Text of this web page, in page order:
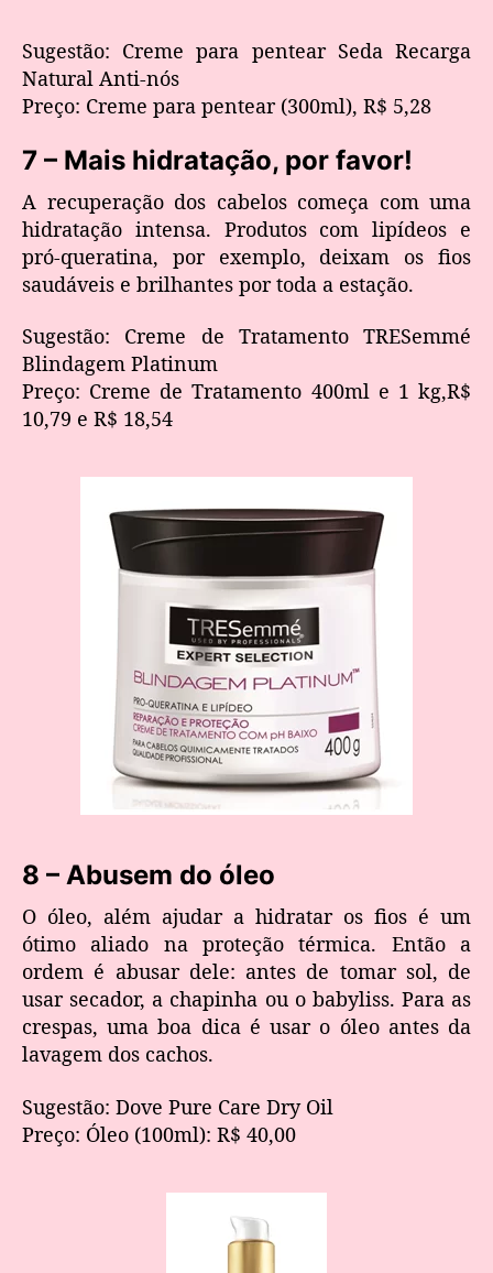
Sugestão: Creme para pentear Seda Recarga
Natural Anti-nós
Preço: Creme para pentear (300ml), R$ 5,28
7 – Mais hidratação, por favor!
A recuperação dos cabelos começa com uma
hidratação intensa. Produtos com lipídeos e
pró-queratina, por exemplo, deixam os fios
saudáveis e brilhantes por toda a estação.
Sugestão: Creme de Tratamento TRESemmé
Blindagem Platinum
Preço: Creme de Tratamento 400ml e 1 kg,R$
10,79 e R$ 18,54
​8 – Abusem do óleo
O óleo, além ajudar a hidratar os fios é um
ótimo aliado na proteção térmica. Então a
ordem é abusar dele: antes de tomar sol, de
usar secador, a chapinha ou o babyliss. Para as
crespas, uma boa dica é usar o óleo antes da
lavagem dos cachos.
Sugestão: Dove Pure Care Dry Oil
Preço: Óleo (100ml): R$ 40,00